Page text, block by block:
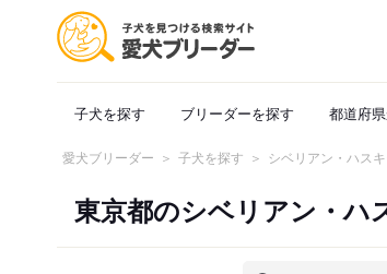
子犬を探す ブリーダーを探す 都道府
愛犬ブリーダー 子犬を探す シベリアン・ハス
東京都のシベリアン・ハ